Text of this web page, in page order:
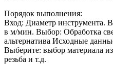
Порядок выполнения:
Вход: Диаметр инструмента.
в м/мин. Выбор: Обработка
альтернатива Исходные
Выберите: выбор материала
резьба и т.д.